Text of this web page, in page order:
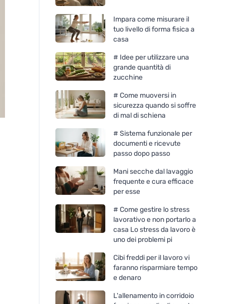
Impara come misurare il
tuo livello di forma fisica a
casa
# Idee per utilizzare una
grande quantità di
zucchine
# Come muoversi in
sicurezza quando si soffre
di mal di schiena
# Sistema funzionale per
documenti e ricevute
passo dopo passo
Mani secche dal lavaggio
frequente e cura efficace
per esse
# Come gestire lo stress
lavorativo e non portarlo a
casa Lo stress da lavoro è
uno dei problemi pi
Cibi freddi per il lavoro vi
faranno risparmiare tempo
e denaro
L'allenamento in corridoio